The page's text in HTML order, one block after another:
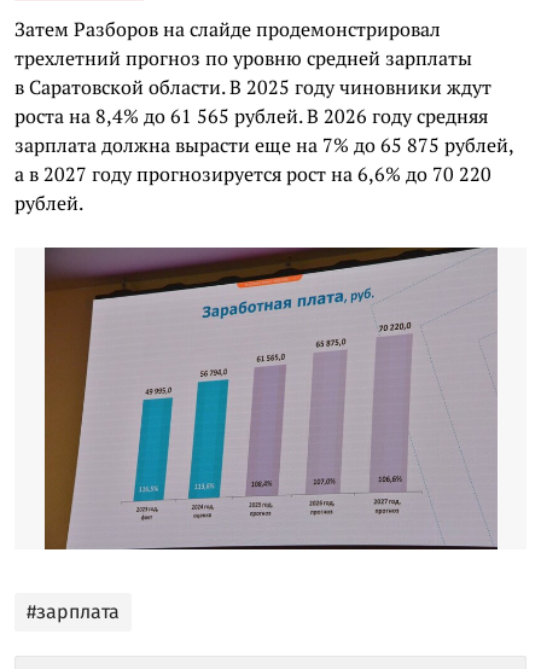
Затем Разборов на слайде продемонстрировал
трехлетний прогноз по уровню средней зарплаты
в Саратовской области. В 2025 году чиновники ждут
роста на 8,4% до 61 565 рублей. В 2026 году средняя
зарплата должна вырасти еще на 7% до 65 875 рублей,
а в 2027 году прогнозируется рост на 6,6% до 70 220
рублей.
#зарплата